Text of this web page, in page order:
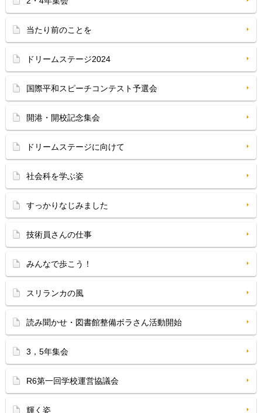
当たり前のことを
ドリームステージ2024
国際平和スピーチコンテスト予選会
開港・開校記念集会
ドリームステージに向けて
社会科を学ぶ姿
すっかりなじみました
技術員さんの仕事
みんなで歩こう！
スリランカの風
読み聞かせ・図書館整備ボラさん活動開始
3，5年集会
R6第一回学校運営協議会
輝く姿